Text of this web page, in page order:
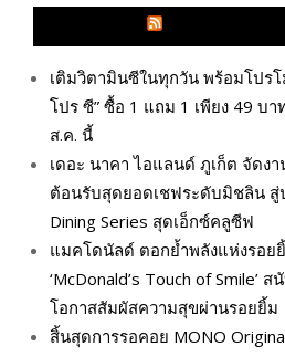
เติมวิตามินซีในทุกวัน พร้อมโปร
โปร ซี” ซื้อ 1 แถม 1 เพียง 49 บา
ส.ค. นี้
เดอะ นาคา ไอแลนด์ ภูเก็ต จัดงา
ต้อนรับสุดยอดเชฟระดับมิชลิน สู่
Dining Series สุดเอ็กซ์คลูซีฟ
แมคโดนัลด์ ตอกย้ำพลังแห่งรอย
‘McDonald’s Touch of Smile’
โอกาสสัมผัสความสุขผ่านรอยยิ้ม
สิ้นสุดการรอคอย MONO